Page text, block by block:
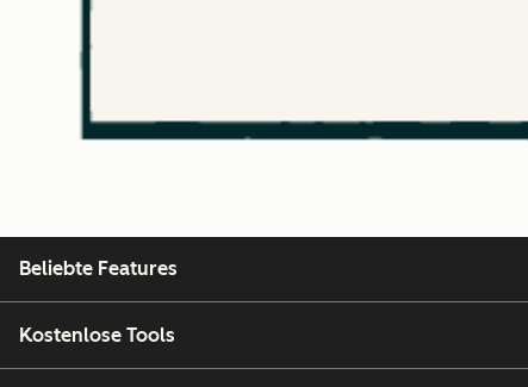
Beliebte Features
Kostenlose Tools